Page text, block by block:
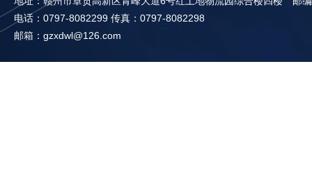
电话：0797-8082299 传真：0797-8082298
邮箱：gzxdwl@126.com